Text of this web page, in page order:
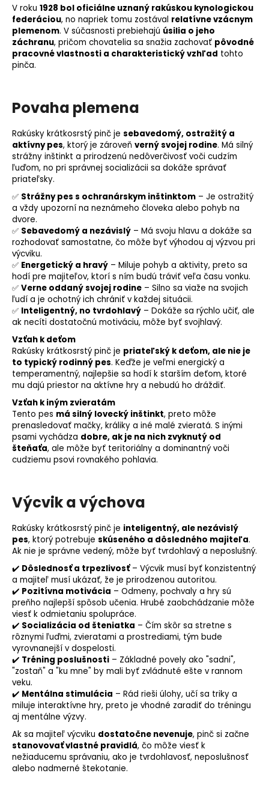
V roku 1928 bol oficiálne uznaný rakúskou kynologickou
federáciou, no napriek tomu zostával relatívne vzácnym
plemenom. V súčasnosti prebiehajú úsilia o jeho
záchranu, pričom chovatelia sa snažia zachovať pôvodné
pracovné vlastnosti a charakteristický vzhľad tohto
pinča.
Povaha plemena
Rakúsky krátkosrstý pinč je sebavedomý, ostražitý a
aktívny pes, ktorý je zároveň verný svojej rodine. Má silný
strážny inštinkt a prirodzenú nedôverčivosť voči cudzím
ľuďom, no pri správnej socializácii sa dokáže správať
priateľsky.
✅ Strážny pes s ochranárskym inštinktom – Je ostražitý
a vždy upozorní na neznámeho človeka alebo pohyb na
dvore.
✅ Sebavedomý a nezávislý – Má svoju hlavu a dokáže sa
rozhodovať samostatne, čo môže byť výhodou aj výzvou pri
výcviku.
✅ Energetický a hravý – Miluje pohyb a aktivity, preto sa
hodí pre majiteľov, ktorí s ním budú tráviť veľa času vonku.
✅ Verne oddaný svojej rodine – Silno sa viaže na svojich
ľudí a je ochotný ich chrániť v každej situácii.
✅ Inteligentný, no tvrdohlavý – Dokáže sa rýchlo učiť, ale
ak necíti dostatočnú motiváciu, môže byť svojhlavý.
Vzťah k deťom
Rakúsky krátkosrstý pinč je priateľský k deťom, ale nie je
to typický rodinný pes. Keďže je veľmi energický a
temperamentný, najlepšie sa hodí k starším deťom, ktoré
mu dajú priestor na aktívne hry a nebudú ho dráždiť.
Vzťah k iným zvieratám
Tento pes má silný lovecký inštinkt, preto môže
prenasledovať mačky, králiky a iné malé zvieratá. S inými
psami vychádza dobre, ak je na nich zvyknutý od
šteňaťa, ale môže byť teritoriálny a dominantný voči
cudziemu psovi rovnakého pohlavia.
Výcvik a výchova
Rakúsky krátkosrstý pinč je inteligentný, ale nezávislý
pes, ktorý potrebuje skúseného a dôsledného majiteľa.
Ak nie je správne vedený, môže byť tvrdohlavý a neposlušný.
✔️ Dôslednosť a trpezlivosť– Výcvik musí byť konzistentný
a majiteľ musí ukázať, že je prirodzenou autoritou.
✔️ Pozitívna motivácia – Odmeny, pochvaly a hry sú
preňho najlepší spôsob učenia. Hrubé zaobchádzanie môže
viesť k odmietaniu spolupráce.
✔️ Socializácia od šteniatka – Čím skôr sa stretne s
rôznymi ľuďmi, zvieratami a prostrediami, tým bude
vyrovnanejší v dospelosti.
✔️ Tréning poslušnosti – Základné povely ako "sadni",
"zostaň" a "ku mne" by mali byť zvládnuté ešte v rannom
veku.
✔️ Mentálna stimulácia – Rád rieši úlohy, učí sa triky a
miluje interaktívne hry, preto je vhodné zaradiť do tréningu
aj mentálne výzvy.
Ak sa majiteľ výcviku dostatočne nevenuje, pinč si začne
stanovovať vlastné pravidlá, čo môže viesť k
nežiaducemu správaniu, ako je tvrdohlavosť, neposlušnosť
alebo nadmerné štekotanie.